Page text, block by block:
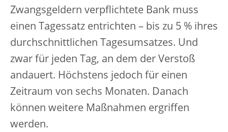
Zwangsgeldern verpflichtete Bank muss
einen Tagessatz entrichten – bis zu 5 % ihres
durchschnittlichen Tagesumsatzes. Und
zwar für jeden Tag, an dem der Verstoß
andauert. Höchstens jedoch für einen
Zeitraum von sechs Monaten. Danach
können weitere Maßnahmen ergriffen
werden.